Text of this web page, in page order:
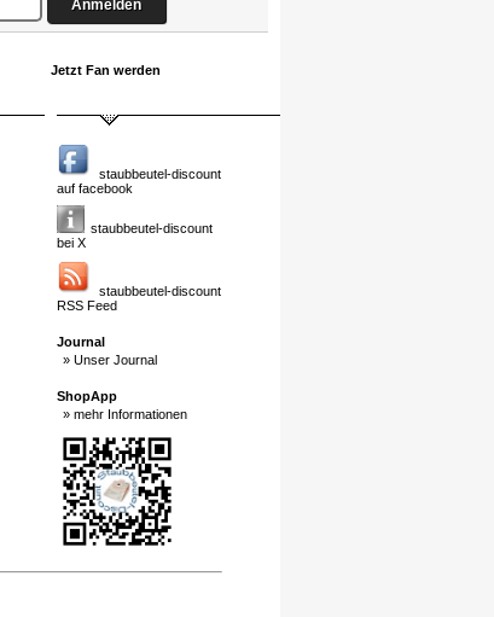
Jetzt Fan werden
staubbeutel-discount
auf facebook
staubbeutel-discount
bei X
staubbeutel-discount
RSS Feed
Journal
» Unser Journal
ShopApp
» mehr Informationen